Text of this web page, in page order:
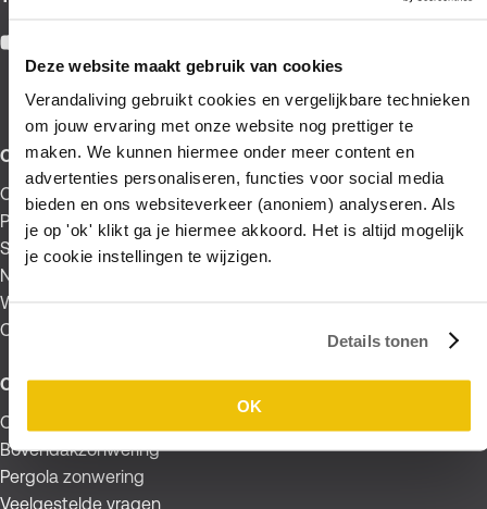
Deze website maakt gebruik van cookies
Verandaliving gebruikt cookies en vergelijkbare technieken
om jouw ervaring met onze website nog prettiger te
maken. We kunnen hiermee onder meer content en
advertenties personaliseren, functies voor social media
bieden en ons websiteverkeer (anoniem) analyseren. Als
je op 'ok' klikt ga je hiermee akkoord. Het is altijd mogelijk
je cookie instellingen te wijzigen.
Details tonen
OK
Over verandaliving
Over ons
Producten
Showtuin
Nieuws
Werken bij
Contact
Opties & Service
Onderdakzonwering
Bovendakzonwering
Pergola zonwering
Veelgestelde vragen